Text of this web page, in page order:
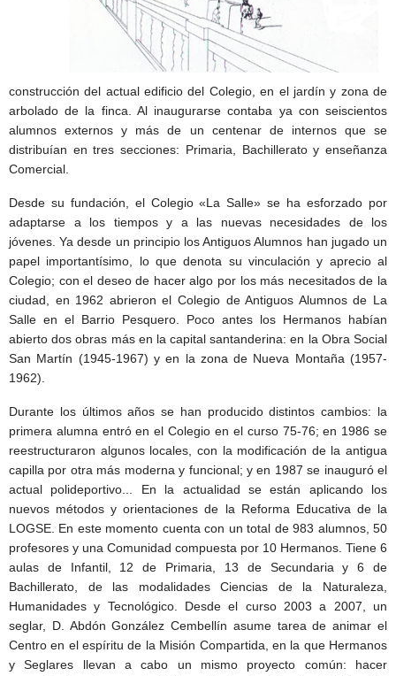
construcción del actual edificio del Colegio, en el jardín y zona de
arbolado de la finca. Al inaugurarse contaba ya con seiscientos
alumnos externos y más de un centenar de internos que se
distribuían en tres secciones: Primaria, Bachillerato y enseñanza
Comercial.
Desde su fundación, el Colegio «La Salle» se ha esforzado por
adaptarse a los tiempos y a las nuevas necesidades de los
jóvenes. Ya desde un principio los Antiguos Alumnos han jugado un
papel importantísimo, lo que denota su vinculación y aprecio al
Colegio; con el deseo de hacer algo por los más necesitados de la
ciudad, en 1962 abrieron el Colegio de Antiguos Alumnos de La
Salle en el Barrio Pesquero. Poco antes los Hermanos habían
abierto dos obras más en la capital santanderina: en la Obra Social
San Martín (1945-1967) y en la zona de Nueva Montaña (1957-
1962).
Durante los últimos años se han producido distintos cambios: la
primera alumna entró en el Colegio en el curso 75-76; en 1986 se
reestructuraron algunos locales, con la modificación de la antigua
capilla por otra más moderna y funcional; y en 1987 se inauguró el
actual polideportivo... En la actualidad se están aplicando los
nuevos métodos y orientaciones de la Reforma Educativa de la
LOGSE. En este momento cuenta con un total de 983 alumnos, 50
profesores y una Comunidad compuesta por 10 Hermanos. Tiene 6
aulas de Infantil, 12 de Primaria, 13 de Secundaria y 6 de
Bachillerato, de las modalidades Ciencias de la Naturaleza,
Humanidades y Tecnológico. Desde el curso 2003 a 2007, un
seglar, D. Abdón González Cembellín asume tarea de animar el
Centroen el espíritu de la Misión Compartida, en la que Hermanos
y Seglares llevan a cabo un mismo proyecto común: hacer